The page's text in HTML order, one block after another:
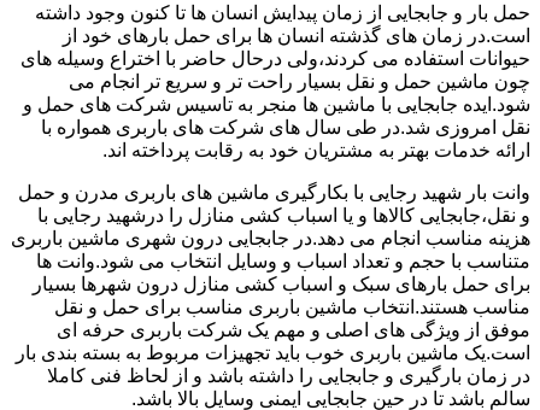
حمل بار و جابجایی از زمان پیدایش انسان ها تا کنون وجود داشته
است.در زمان های گذشته انسان ها برای حمل بارهای خود از
حیوانات استفاده می کردند،ولی درحال حاضر با اختراع وسیله های
چون ماشین حمل و نقل بسیار راحت تر و سریع تر انجام می
شود.ایده جابجایی با ماشین ها منجر به تاسیس شرکت های حمل و
نقل امروزی شد.در طی سال های شرکت های باربری همواره با
ارائه خدمات بهتر به مشتریان خود به رقابت پرداخته اند.
وانت بار شهید رجایی با بکارگیری ماشین های باربری مدرن و حمل
و نقل،جابجایی کالاها و یا اسباب کشی منازل را درشهید رجایی با
هزینه مناسب انجام می دهد.در جابجایی درون شهری ماشین باربری
متناسب با حجم و تعداد اسباب و وسایل انتخاب می شود.وانت ها
برای حمل بارهای سبک و اسباب کشی منازل درون شهرها بسیار
مناسب هستند.انتخاب ماشین باربری مناسب برای حمل و نقل
موفق از ویژگی های اصلی و مهم یک شرکت باربری حرفه ای
است.یک ماشین باربری خوب باید تجهیزات مربوط به بسته بندی بار
در زمان بارگیری و جابجایی را داشته باشد و از لحاظ فنی کاملا
سالم باشد تا در حین جابجایی ایمنی وسایل بالا باشد.